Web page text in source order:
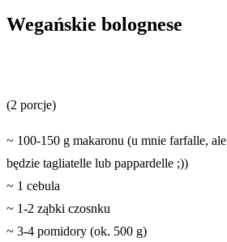
Wegańskie bolognese
(2 porcje)
~ 100-150 g makaronu (u mnie farfalle,
będzie tagliatelle lub pappardelle ;))
~ 1 cebula
~ 1-2 ząbki czosnku
~ 3-4 pomidory (ok. 500 g)